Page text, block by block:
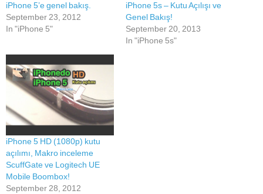
iPhone 5’e genel bakış.
September 23, 2012
In "iPhone 5"
iPhone 5s – Kutu Açılışı ve
Genel Bakış!
September 20, 2013
In "iPhone 5s"
iPhone 5 HD (1080p) kutu
açılımı, Makro inceleme
ScuffGate ve Logitech UE
Mobile Boombox!
September 28, 2012